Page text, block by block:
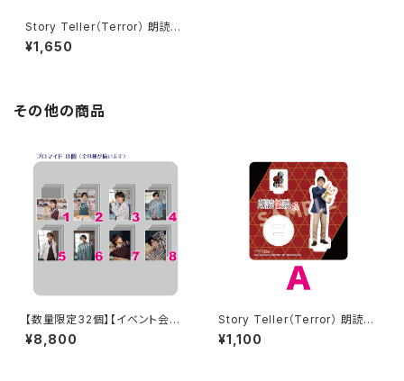
Story Teller（Terror） 朗読・
怪談 -呪- 髙坂篤志さん柄 缶バ
ッジ
¥1,650
その他の商品
【数量限定32個】【イベント会場
特典付き】SECOND LINE Pre
sents みんなに会いに行くよ!
¥8,800
Story Teller（Terror） 朗読・
怪談 -呪- 加藤将之さん柄 アク
リルスタンド
¥1,100